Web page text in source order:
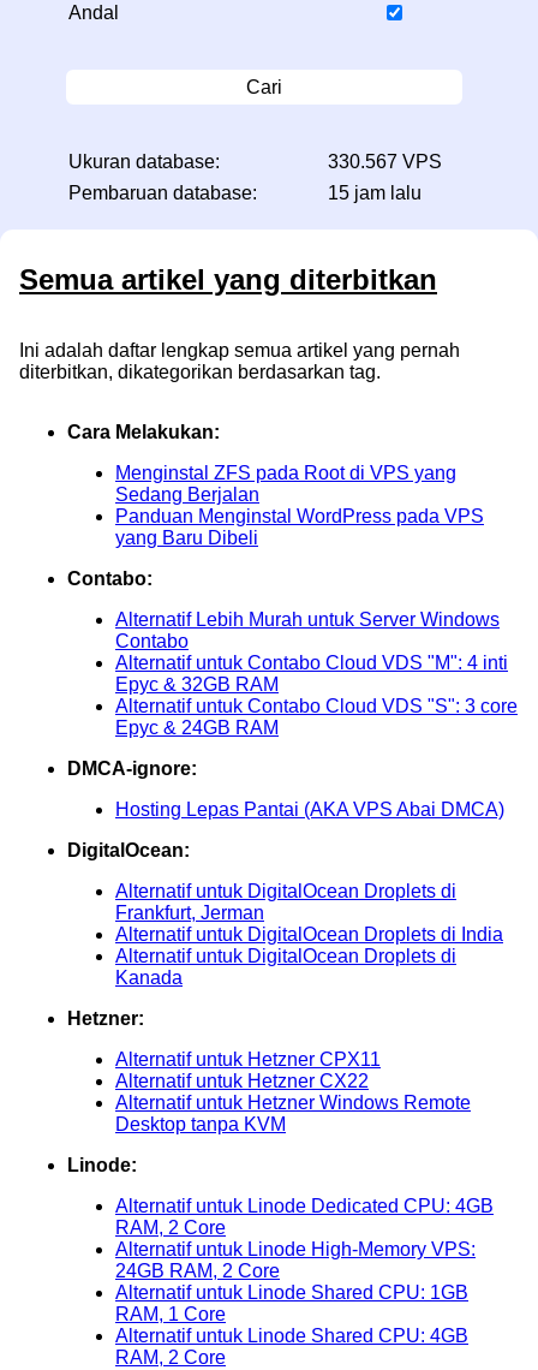
Andal
Cari
Ukuran database:
330.567 VPS
Pembaruan database:
15 jam lalu
Semua artikel yang diterbitkan
Ini adalah daftar lengkap semua artikel yang pernah
diterbitkan, dikategorikan berdasarkan tag.
Cara Melakukan:
Menginstal ZFS pada Root di VPS yang
Sedang Berjalan
Panduan Menginstal WordPress pada VPS
yang Baru Dibeli
Contabo:
Alternatif Lebih Murah untuk Server Windows
Contabo
Alternatif untuk Contabo Cloud VDS "M": 4 inti
Epyc & 32GB RAM
Alternatif untuk Contabo Cloud VDS "S": 3 core
Epyc & 24GB RAM
DMCA-ignore:
Hosting Lepas Pantai (AKA VPS Abai DMCA)
DigitalOcean:
Alternatif untuk DigitalOcean Droplets di
Frankfurt, Jerman
Alternatif untuk DigitalOcean Droplets di India
Alternatif untuk DigitalOcean Droplets di
Kanada
Hetzner:
Alternatif untuk Hetzner CPX11
Alternatif untuk Hetzner CX22
Alternatif untuk Hetzner Windows Remote
Desktop tanpa KVM
Linode:
Alternatif untuk Linode Dedicated CPU: 4GB
RAM, 2 Core
Alternatif untuk Linode High-Memory VPS:
24GB RAM, 2 Core
Alternatif untuk Linode Shared CPU: 1GB
RAM, 1 Core
Alternatif untuk Linode Shared CPU: 4GB
RAM, 2 Core